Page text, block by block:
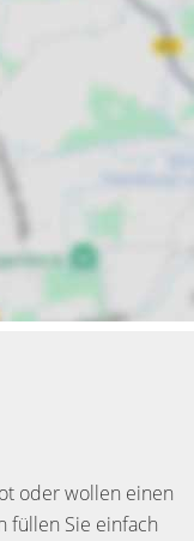
oder wollen einen
füllen Sie einfach